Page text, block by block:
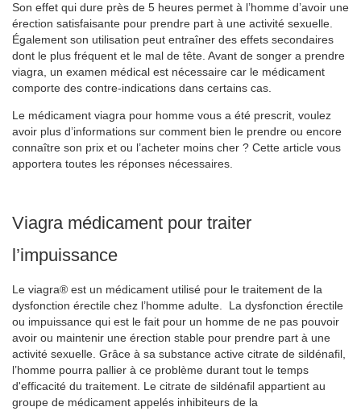
Son effet qui dure près de 5 heures permet à l’homme d’avoir une
érection satisfaisante pour prendre part à une activité sexuelle.
Également son utilisation peut entraîner des effets secondaires
dont le plus fréquent et le mal de tête. Avant de songer a prendre
viagra, un examen médical est nécessaire car le médicament
comporte des contre-indications dans certains cas.
Le médicament viagra pour homme vous a été prescrit, voulez
avoir plus d’informations sur comment bien le prendre ou encore
connaître son prix et ou l’acheter moins cher ? Cette article vous
apportera toutes les réponses nécessaires.
Viagra médicament pour traiter
l’impuissance
Le viagra® est un médicament utilisé pour le traitement de la
dysfonction érectile chez l’homme adulte. La dysfonction érectile
ou impuissance qui est le fait pour un homme de ne pas pouvoir
avoir ou maintenir une érection stable pour prendre part à une
activité sexuelle. Grâce à sa substance active citrate de sildénafil,
l’homme pourra pallier à ce problème durant tout le temps
d'efficacité du traitement. Le citrate de sildénafil appartient au
groupe de médicament appelés inhibiteurs de la